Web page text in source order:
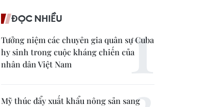
ĐỌC NHIỀU
Tưởng niệm các chuyên gia quân sự Cuba
hy sinh trong cuộc kháng chiến của
nhân dân Việt Nam
Mỹ thúc đẩy xuất khẩu nông sản sang